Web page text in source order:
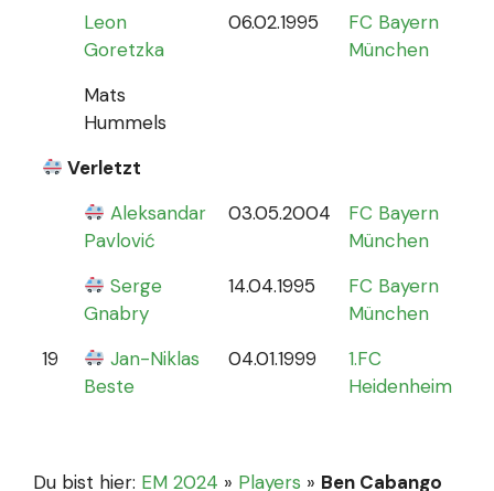
Leon
Goretzka
06.02.1995
FC Bayern
München
Mats
Hummels
Verletzt
Aleksandar
Pavlović
03.05.2004
FC Bayern
München
Serge
Gnabry
14.04.1995
FC Bayern
München
19
Jan-Niklas
Beste
04.01.1999
1.FC
Heidenheim
Du bist hier: EM 2024 » Players » Ben Cabango